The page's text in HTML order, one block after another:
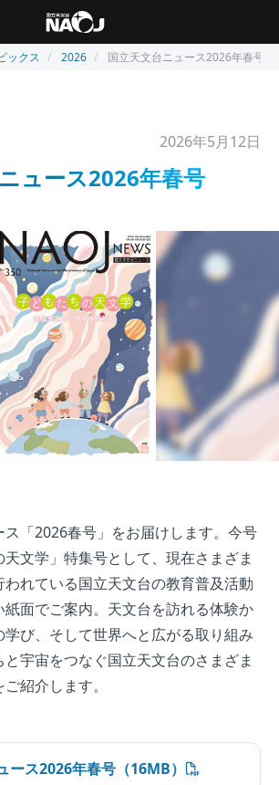
ックス 2026 国立天文台ニュース2026年春号
2026年5月12日
ュース2026年春号
ス「2026春号」をお届けします。今号
文学」特集号として、現在さまざま
れている国立天文台の教育普及活動
面でご案内。天文台を訪れる体験か
学び、そして世界へと広がる取り組み
と宇宙をつなぐ国立天文台のさまざま
紹介します。
ース2026年春号（16MB）